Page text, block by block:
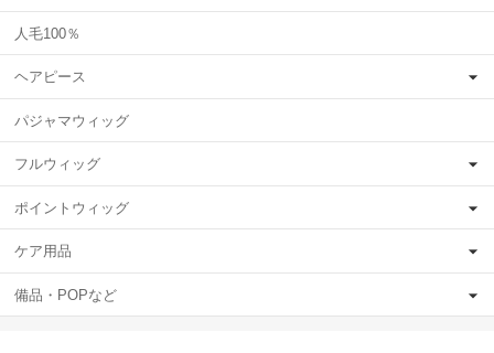
人毛100％
ヘアピース
パジャマウィッグ
フルウィッグ
ポイントウィッグ
ケア用品
備品・POPなど